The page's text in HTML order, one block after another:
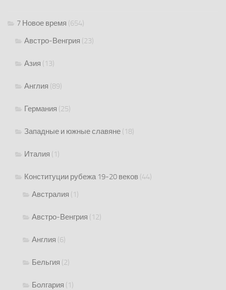
7 Новое время (654)
Австро-Венгрия (23)
Азия (13)
Англия (89)
Германия (25)
Западные и южные славяне (18)
Италия (1)
Конституции рубежа 19-20 веков (44)
Австралия (1)
Австро-Венгрия (12)
Англия (6)
Бельгия (2)
Болгария (1)